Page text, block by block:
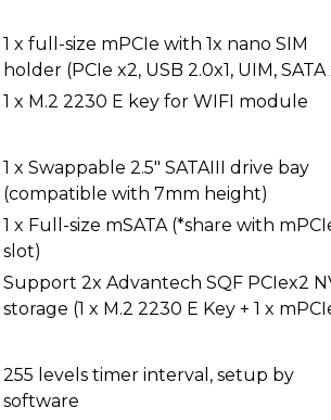
1 x full-size mPCIe with 1x nano SIM
holder (PCIe x2, USB 2.0x1, UIM, SATA
1 x M.2 2230 E key for WIFI module
1 x Swappable 2.5" SATAIII drive bay
(compatible with 7mm height)
1 x Full-size mSATA (*share with
slot)
Support 2x Advantech SQF PCIex2
storage (1 x M.2 2230 E Key + 1 x
255 levels timer interval, setup by
software